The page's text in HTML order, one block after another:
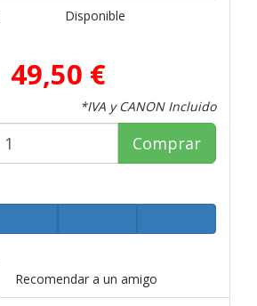
Disponible
49,50 €
*IVA y CANON Incluido
Comprar
Recomendar a un amigo